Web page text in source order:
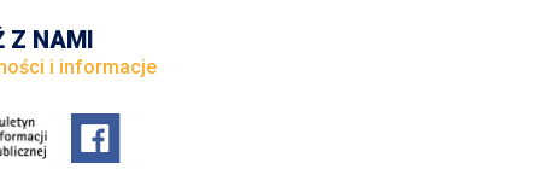
Z NAMI
i informacje